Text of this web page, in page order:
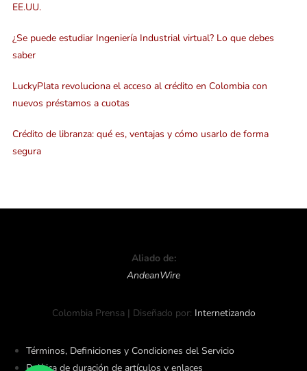
EE.UU.
¿Se puede estudiar Ingeniería Industrial virtual? Lo que debes
saber
LuckyPlata revoluciona el acceso al crédito en Colombia con
nuevos préstamos a cuotas
Crédito de libranza: qué es, ventajas y cómo usarlo de forma
segura
Aliado de:
AndeanWire
Colombia Prensa | Diseñado por: Internetizando
Términos, Definiciones y Condiciones del Servicio
Política de duración de artículos y enlaces